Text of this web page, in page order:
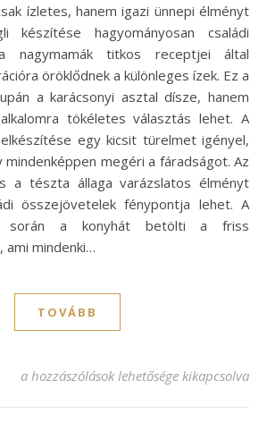
ízletes, hanem igazi ünnepi élményt
hagyományosan családi
nagymamák titkos receptjei által
öröklődnek a különleges ízek. Ez a
a karácsonyi asztal dísze, hanem
tökéletes választás lehet. A
egy kicsit türelmet igényel,
megéri a fáradságot. Az
a tészta állaga varázslatos élményt
összejövetelek fénypontja lehet. A
során a konyhát betölti a friss
ami mindenki…
TOVÁBB
Zsíros bejgli recept: Készítsd el a tökéletes
a hozzászólások lehetősége kikapcsolva